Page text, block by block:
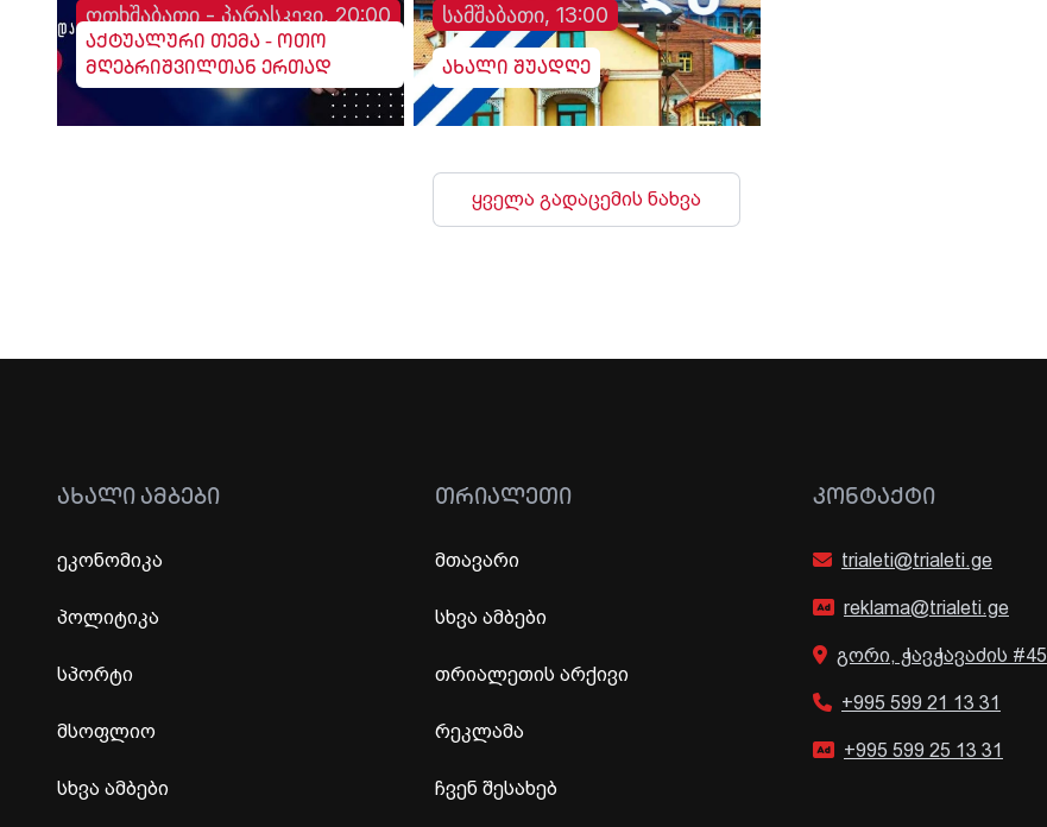
ოთხშაბათი - პარასკევი, 20:00
აქტუალური თემა - ოთო
მღებრიშვილთან ერთად
სამშაბათი, 13:00
ახალი შუადღე
ყველა გადაცემის ნახვა
ᲐᲮᲐᲚᲘ ᲐᲛᲑᲔᲑᲘ
ეკონომიკა
პოლიტიკა
სპორტი
მსოფლიო
სხვა ამბები
ᲗᲠᲘᲐᲚᲔᲗᲘ
მთავარი
სხვა ამბები
თრიალეთის არქივი
რეკლამა
ჩვენ შესახებ
ᲙᲝᲜᲢᲐᲥᲢᲘ
trialeti@trialeti.ge
reklama@trialeti.ge
გორი, ჭავჭავაძის #45
+995 599 21 13 31
+995 599 25 13 31